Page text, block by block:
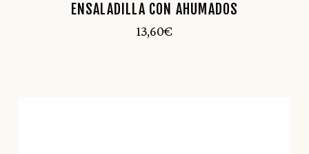
ENSALADILLA CON AHUMADOS
13,60€